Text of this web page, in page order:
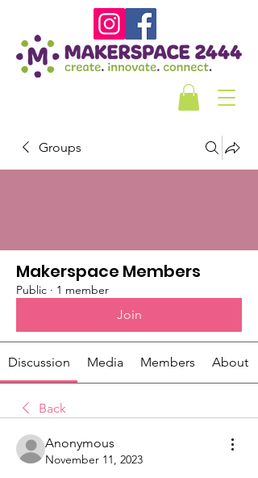
Groups
Makerspace Members
Public · 1 member
Join
Discussion Media Members About
Back
Anonymous
November 11, 2023